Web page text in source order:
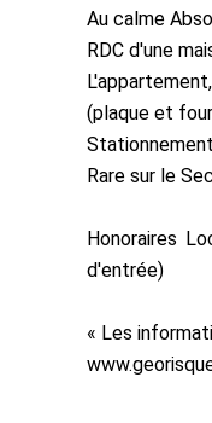
Au calme
RDC d'une
(plaque et
Rare sur le
Honoraires
d'entrée)
« Les